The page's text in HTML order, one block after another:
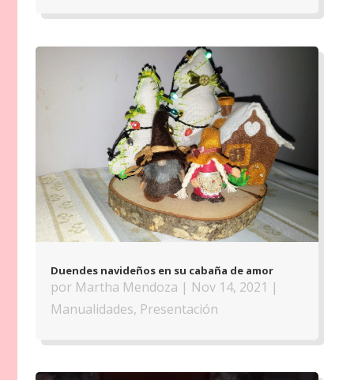
Duendes navideños en su cabaña de amor
por Martha Mendoza | Nov 14, 2021 |
Manualidades, Presentación